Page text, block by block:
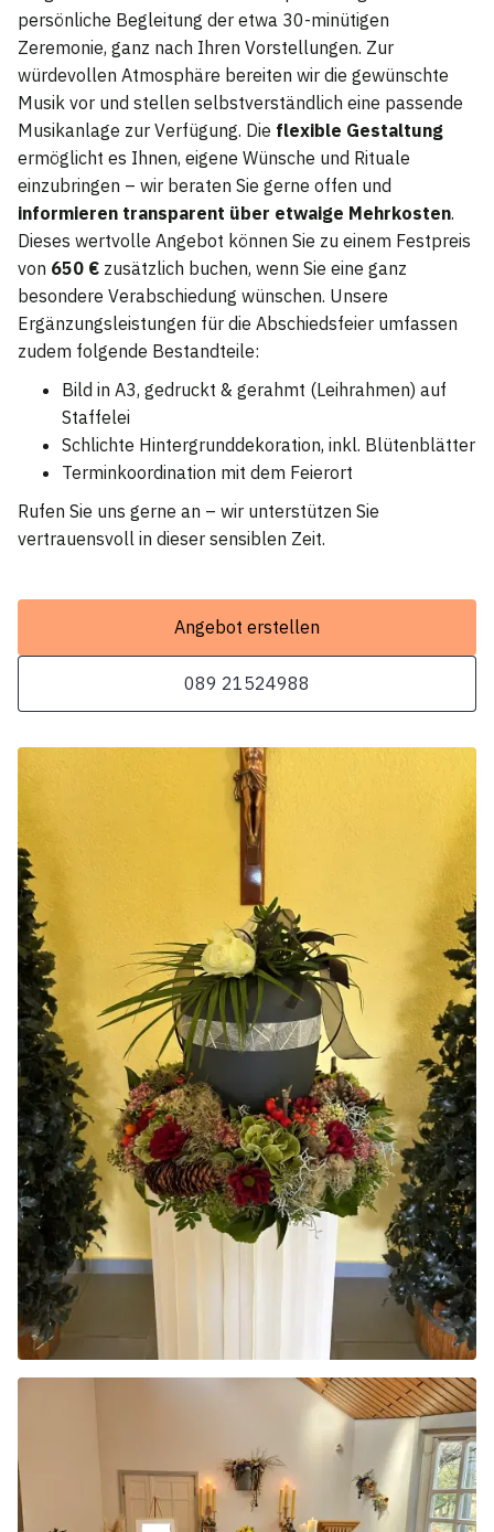
persönliche Begleitung der etwa 30-minütigen
Zeremonie, ganz nach Ihren Vorstellungen. Zur
würdevollen Atmosphäre bereiten wir die gewünschte
Musik vor und stellen selbstverständlich eine passende
Musikanlage zur Verfügung. Die flexible Gestaltung
ermöglicht es Ihnen, eigene Wünsche und Rituale
einzubringen – wir beraten Sie gerne offen und
informieren transparent über etwaige Mehrkosten.
Dieses wertvolle Angebot können Sie zu einem Festpreis
von 650 € zusätzlich buchen, wenn Sie eine ganz
besondere Verabschiedung wünschen. Unsere
Ergänzungsleistungen für die Abschiedsfeier umfassen
zudem folgende Bestandteile:
Bild in A3, gedruckt & gerahmt (Leihrahmen) auf
Staffelei
Schlichte Hintergrunddekoration, inkl. Blütenblätter
Terminkoordination mit dem Feierort
Rufen Sie uns gerne an – wir unterstützen Sie
vertrauensvoll in dieser sensiblen Zeit.
Angebot erstellen
089 21524988